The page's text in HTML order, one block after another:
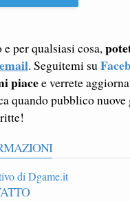
per qualsiasi cosa,
email. Seguitemi su
piacee verrete
quando pubblico nuove
di Dgame.it